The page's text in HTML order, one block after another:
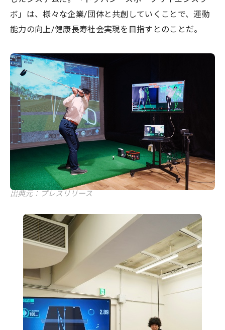
ボ」は、様々な企業/団体と共創していくことで、運動
能力の向上/健康長寿社会実現を目指すとのことだ。
出典元：プレスリリース